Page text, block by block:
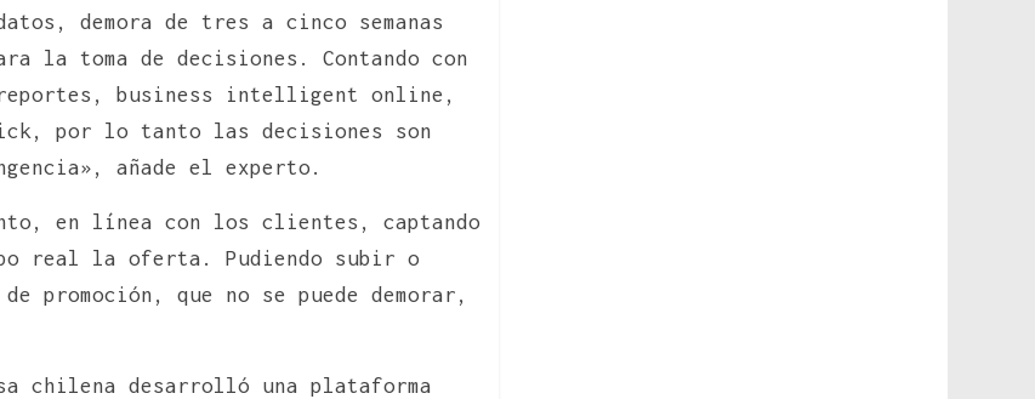
demora de tres a cinco semanas
la toma de decisiones. Contando con
business intelligent online,
por lo tanto las decisiones son
añade el experto.
en línea con los clientes, captando
real la oferta. Pudiendo subir o
de promoción, que no se puede demorar,
chilena desarrolló una plataforma